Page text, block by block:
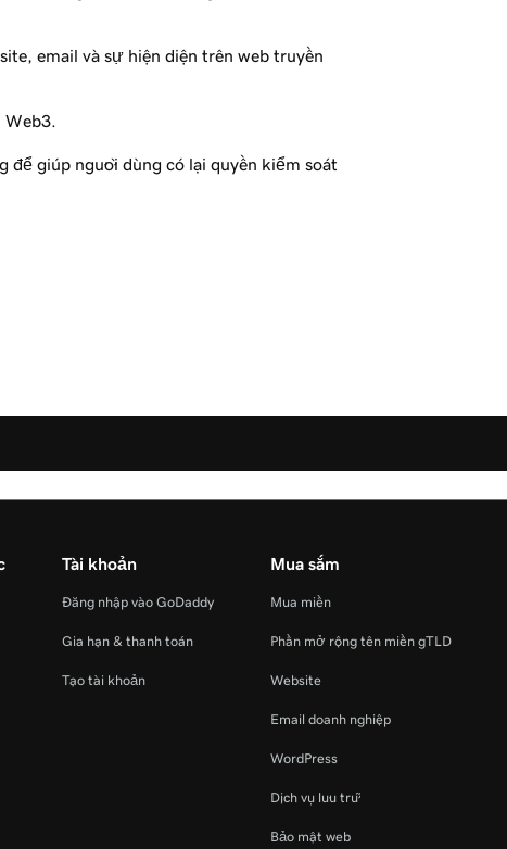
email và sự hiện diện trên web truyền
để giúp người dùng có lại quyền kiểm soát
Tài khoản
Đăng nhập vào GoDaddy
Gia hạn & thanh toán
Tạo tài khoản
Mua sắm
Mua miền
Phần mở rộng tên miền gTLD
Website
Email doanh nghiệp
WordPress
Dịch vụ lưu trữ
Bảo mật web